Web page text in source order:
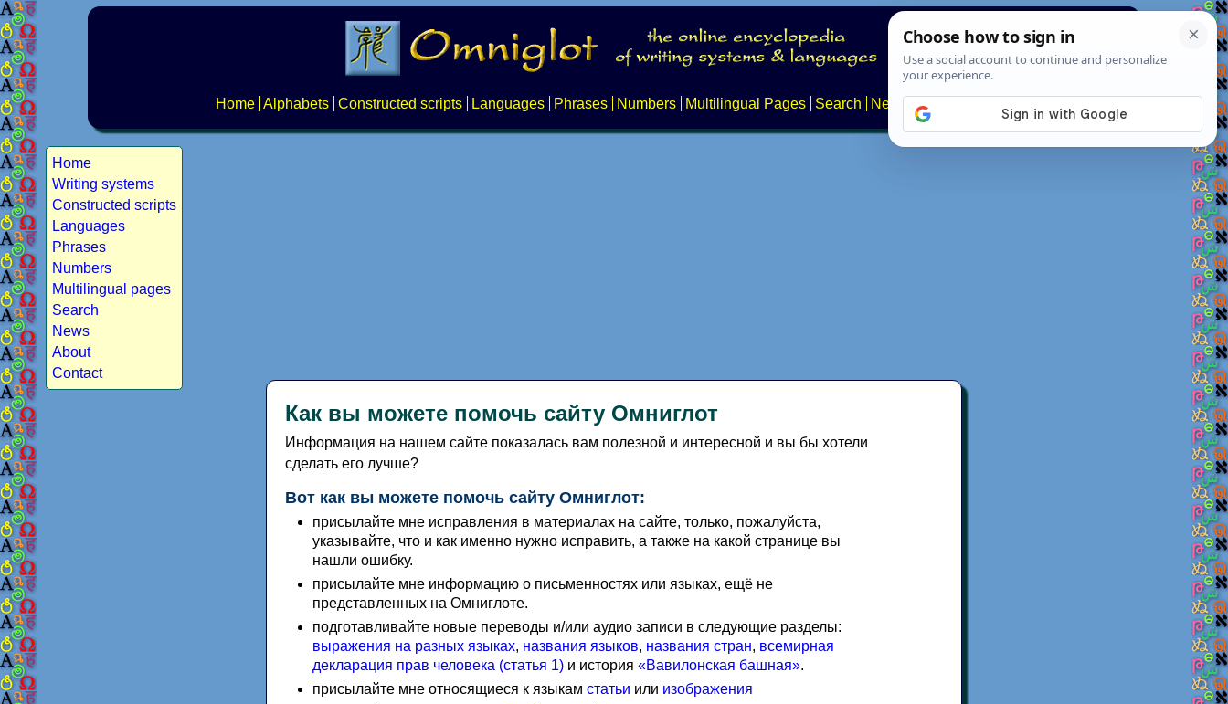
Home Alphabets Constructed scripts Languages Phrases Numbers Multilingual Pages Search News About
Home
Writing systems
Constructed scripts
Languages
Phrases
Numbers
Multilingual pages
Search
News
About
Contact
Как вы можете помочь сайту Омниглот
Информация на нашем сайте показалась вам полезной и интересной и вы бы хотели
сделать его лучше?
Вот как вы можете помочь сайту Омниглот:
присылайте мне исправления в материалах на сайте, только, пожалуйста,
указывайте, что и как именно нужно исправить, а также на какой странице вы
нашли ошибку.
присылайте мне информацию о письменностях или языках, ещё не
представленных на Омниглоте.
подготавливайте новые переводы и/или аудио записи в следующие разделы:
выражения на разных языках, названия языков, названия стран, всемирная
декларация прав человека (статья 1) и история «Вавилонская башная».
присылайте мне относящиеся к языкам статьи или изображения